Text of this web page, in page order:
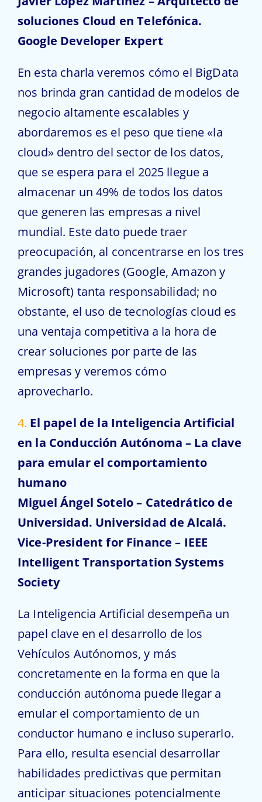
soluciones Cloud en Telefónica.
Google Developer Expert
En esta charla veremos cómo el BigData
nos brinda gran cantidad de modelos de
negocio altamente escalables y
abordaremos es el peso que tiene «la
cloud» dentro del sector de los datos,
que se espera para el 2025 llegue a
almacenar un 49% de todos los datos
que generen las empresas a nivel
mundial. Este dato puede traer
preocupación, al concentrarse en los tres
grandes jugadores (Google, Amazon y
Microsoft) tanta responsabilidad; no
obstante, el uso de tecnologías cloud es
una ventaja competitiva a la hora de
crear soluciones por parte de las
empresas y veremos cómo
aprovecharlo.
4. El papel de la Inteligencia Artificial
en la Conducción Autónoma – La clave
para emular el comportamiento
humano
Miguel Ángel Sotelo – Catedrático de
Universidad. Universidad de Alcalá.
Vice-President for Finance – IEEE
Intelligent Transportation Systems
Society
La Inteligencia Artificial desempeña un
papel clave en el desarrollo de los
Vehículos Autónomos, y más
concretamente en la forma en que la
conducción autónoma puede llegar a
emular el comportamiento de un
conductor humano e incluso superarlo.
Para ello, resulta esencial desarrollar
habilidades predictivas que permitan
anticipar situaciones potencialmente